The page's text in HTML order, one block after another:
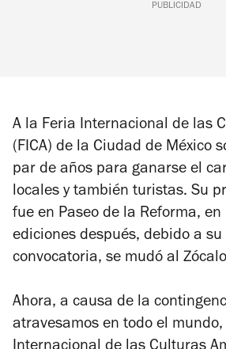
PUBLICIDAD
A la Feria Internacional de las
(FICA) de la Ciudad de México
par de años para ganarse el
locales y también turistas. Su
fue en Paseo de la Reforma,
ediciones después, debido a
convocatoria, se mudó al
Ahora, a causa de la
atravesamos en todo el